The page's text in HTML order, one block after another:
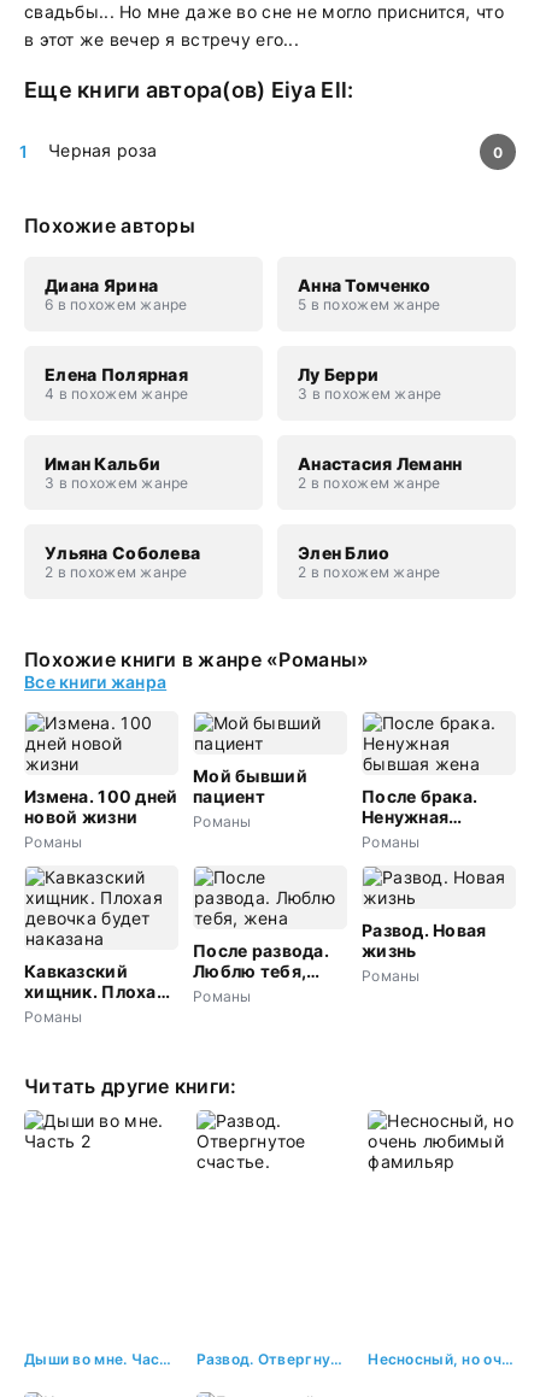
свадьбы... Но мне даже во сне не могло приснится, что
в этот же вечер я встречу его...
Еще книги автора(ов) Eiya Ell:
Черная роза 0
Похожие авторы
Диана Ярина
6 в похожем жанре
Анна Томченко
5 в похожем жанре
Елена Полярная
4 в похожем жанре
Лу Берри
3 в похожем жанре
Иман Кальби
3 в похожем жанре
Анастасия Леманн
2 в похожем жанре
Ульяна Соболева
2 в похожем жанре
Элен Блио
2 в похожем жанре
Похожие книги в жанре «Романы»
Все книги жанра
Измена. 100 дней
новой жизни
Романы
Мой бывший
пациент
Романы
После брака.
Ненужная
бывшая жена
Романы
Кавказский
хищник. Плохая
девочка будет
Романы
После развода.
Люблю тебя,
жена
Романы
Развод. Новая
жизнь
Романы
Читать другие книги:
Дыши во мне. Часть 2 Развод. Отвергнутое счастье. Несносный, но очень любимый фамильяр